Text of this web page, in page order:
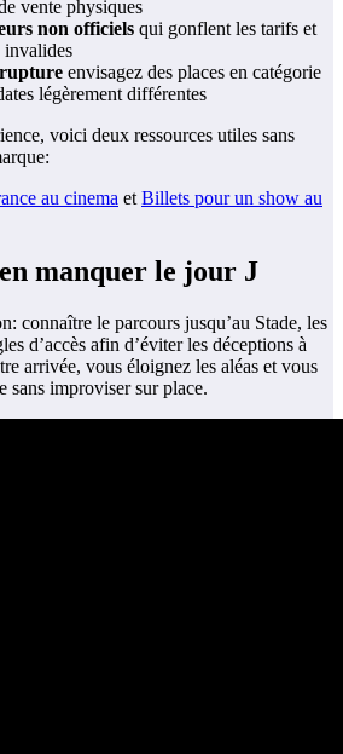
vente physiques
non officiels qui gonflent les tarifs et
invalides
rupture envisagez des places en catégorie
légèrement différentes
voici deux ressources utiles sans
au cinema et Billets pour un show au
manquer le jour J
connaître le parcours jusqu’au Stade, les
d’accès afin d’éviter les déceptions à
arrivée, vous éloignez les aléas et vous
sans improviser sur place.